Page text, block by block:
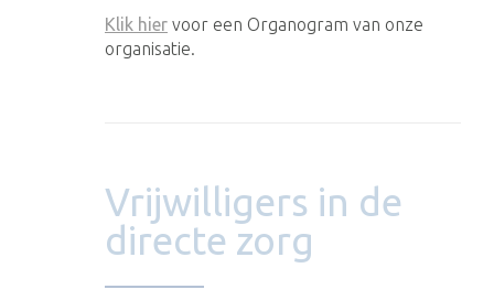
Klik hier voor een Organogram van onze
organisatie.
Vrijwilligers in de
directe zorg